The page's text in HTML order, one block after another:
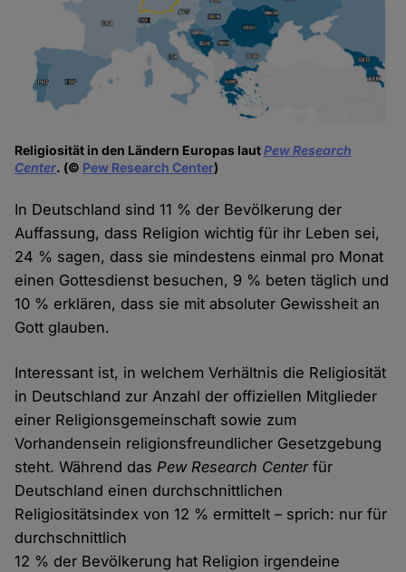
Religiosität in den Ländern Europas lautPew Research
Center. (© Pew Research Center)
In Deutschland sind 11 % der Bevölkerung der
Auffassung, dass Religion wichtig für ihr Leben sei,
24 % sagen, dass sie mindestens einmal pro Monat
einen Gottesdienst besuchen, 9 % beten täglich und
10 % erklären, dass sie mit absoluter Gewissheit an
Gott glauben.
Interessant ist, in welchem Verhältnis die Religiosität
in Deutschland zur Anzahl der offiziellen Mitglieder
einer Religionsgemeinschaft sowie zum
Vorhandensein religionsfreundlicher Gesetzgebung
steht. Während dasPew Research Centerfür
Deutschland einen durchschnittlichen
Religiositätsindex von 12 % ermittelt – sprich: nur für
durchschnittlich
12 % der Bevölkerung hat Religion irgendeine